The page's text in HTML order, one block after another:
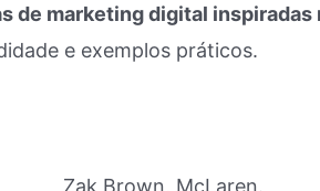
de marketing digital inspiradas
e exemplos práticos.